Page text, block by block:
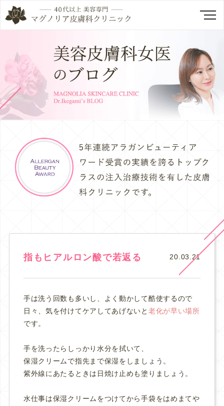
指もヒアルロン酸で若返る 20.03.21
手は洗う回数も多いし、よく動かして酷使するので
日々、気を付けてケアしてあげないと 老化が早い場所
です。
手を洗ったらしっかり水分を拭いて、
保湿クリームで指先まで保湿をしましょう。
紫外線にあたるときは日焼け止めも塗りましょう。
水仕事は保湿クリームをつけてから手袋をはめまてや